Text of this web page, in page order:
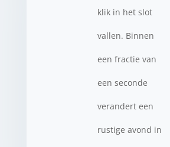
klik in het slot
vallen. Binnen
een fractie van
een seconde
verandert een
rustige avond in